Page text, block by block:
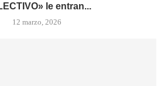
le entran...
12 marzo, 2026